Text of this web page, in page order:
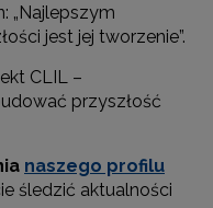
„Najlepszym
jest jej tworzenie”.
CLIL –
przyszłość
naszego profilu
śledzić aktualności